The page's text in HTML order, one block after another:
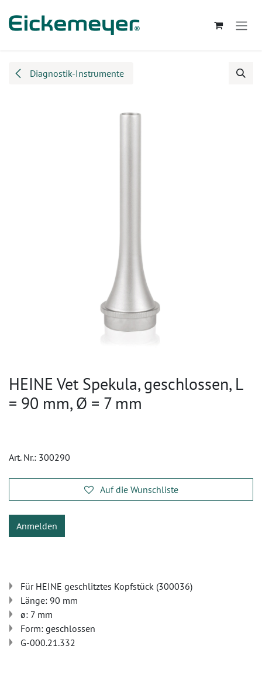
Diagnostik-Instrumente
HEINE Vet Spekula, geschlossen, L
= 90 mm, Ø = 7 mm
Art. Nr.: 300290
Auf die Wunschliste
Anmelden
Für HEINE geschlitztes Kopfstück (300036)
Länge: 90 mm
ø: 7 mm
Form: geschlossen
G-000.21.332